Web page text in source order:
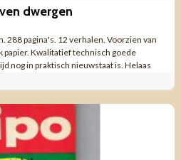
dwergen
288 pagina's. 12 verhalen. Voorzien van
Kwalitatief technisch goede
nog in praktisch nieuwstaat is. Helaas